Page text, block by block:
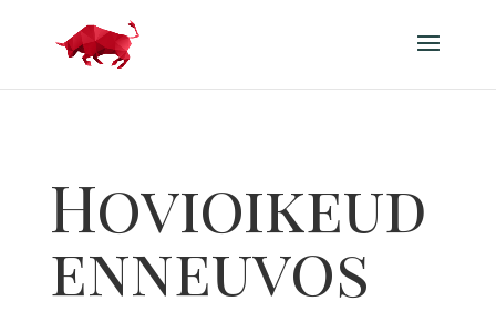
Hovioikeud
enneuvos